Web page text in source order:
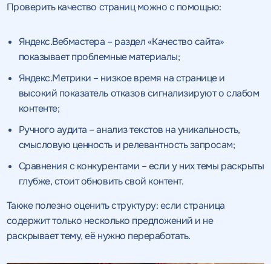
Проверить качество страниц можно с помощью:
Яндекс.Вебмастера – раздел «Качество сайта»
показывает проблемные материалы;
Яндекс.Метрики – низкое время на странице и
высокий показатель отказов сигнализируют о слабом
контенте;
Ручного аудита – анализ текстов на уникальность,
смысловую ценность и релевантность запросам;
Сравнения с конкурентами – если у них темы раскрыты
глубже, стоит обновить свой контент.
Также полезно оценить структуру: если страница
содержит только несколько предложений и не
раскрывает тему, её нужно переработать.